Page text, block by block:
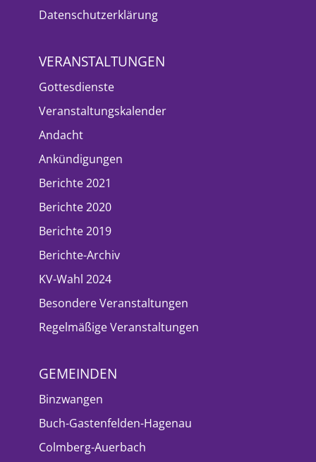
Datenschutzerklärung
VERANSTALTUNGEN
Gottesdienste
Veranstaltungskalender
Andacht
Ankündigungen
Berichte 2021
Berichte 2020
Berichte 2019
Berichte-Archiv
KV-Wahl 2024
Besondere Veranstaltungen
Regelmäßige Veranstaltungen
GEMEINDEN
Binzwangen
Buch-Gastenfelden-Hagenau
Colmberg-Auerbach